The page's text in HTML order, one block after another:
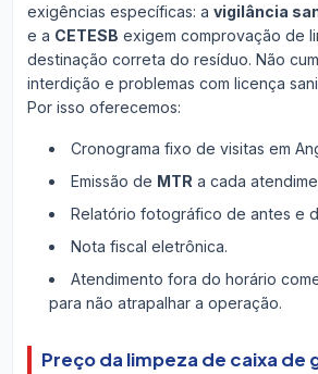
exigências específicas: a vigilância
e a CETESB exigem comprovação de
destinação correta do resíduo. Não
interdição e problemas com licença
Por isso oferecemos:
Cronograma fixo de visitas em
Emissão de MTR a cada
Relatório fotográfico de antes e
Nota fiscal eletrônica.
Atendimento fora do horário
para não atrapalhar a operação.
Preço da limpeza de caixa de